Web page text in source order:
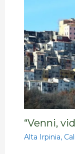
“Venni,
Alta Irpinia,